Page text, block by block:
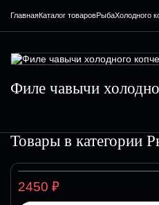
ГлавнаяКаталог товаровРыбаХолодного
Филе чавычи
Товары в категории
2450 ₽